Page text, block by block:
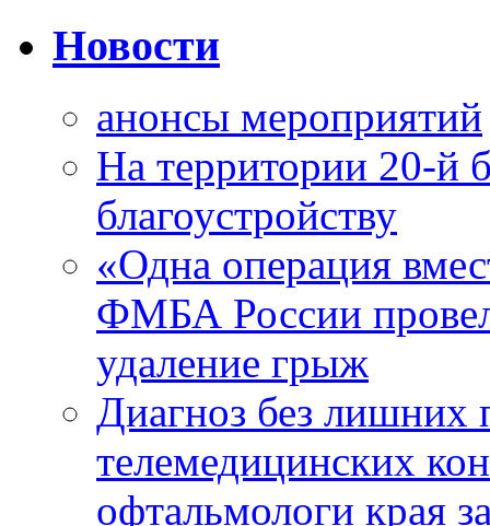
Новости
анонсы мероприятий
На территории 20-й
благоустройству
«Одна операция
ФМБА России
удаление грыж
Диагноз без лишних
телемедицинских
офтальмологи края